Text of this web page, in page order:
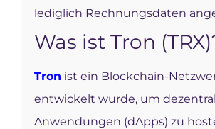
lediglich Rechnungsdaten
Was ist Tron
Tron ist ein Blockchain-
entwickelt wurde, um
Anwendungen (dApps) zu